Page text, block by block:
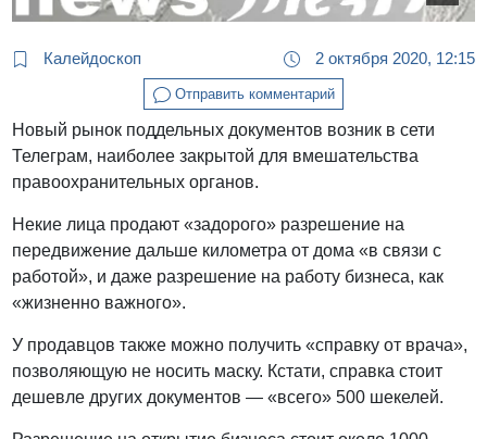
Калейдоскоп 2 октября 2020, 12:15
Отправить комментарий
Новый рынок поддельных документов возник в сети
Телеграм, наиболее закрытой для вмешательства
правоохранительных органов.
Некие лица продают «задорого» разрешение на
передвижение дальше километра от дома «в связи с
работой», и даже разрешение на работу бизнеса, как
«жизненно важного».
У продавцов также можно получить «справку от врача»,
позволяющую не носить маску. Кстати, справка стоит
дешевле других документов — «всего» 500 шекелей.